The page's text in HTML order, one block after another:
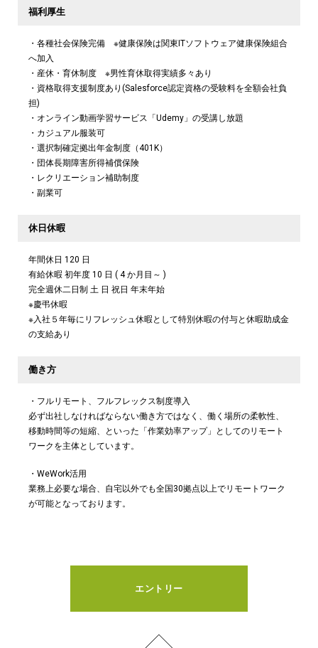
福利厚生
・各種社会保険完備 ※健康保険は関東ITソフトウェア健康保険組合
へ加入
・産休・育休制度 ※男性育休取得実績多々あり
・資格取得支援制度あり(Salesforce認定資格の受験料を全額会社負
担)
・オンライン動画学習サービス「Udemy」の受講し放題
・カジュアル服装可
・選択制確定拠出年金制度（401K）
・団体長期障害所得補償保険
・レクリエーション補助制度
・副業可
休日休暇
年間休日 120 日
有給休暇 初年度 10 日 ( 4 か月目～ )
完全週休二日制 土 日 祝日 年末年始
※慶弔休暇
※入社５年毎にリフレッシュ休暇として特別休暇の付与と休暇助成金
の支給あり
働き方
・フルリモート、フルフレックス制度導入
必ず出社しなければならない働き方ではなく、働く場所の柔軟性、
移動時間等の短縮、といった「作業効率アップ」としてのリモート
ワークを主体としています。
・WeWork活用
業務上必要な場合、自宅以外でも全国30拠点以上でリモートワーク
が可能となっております。
エントリー